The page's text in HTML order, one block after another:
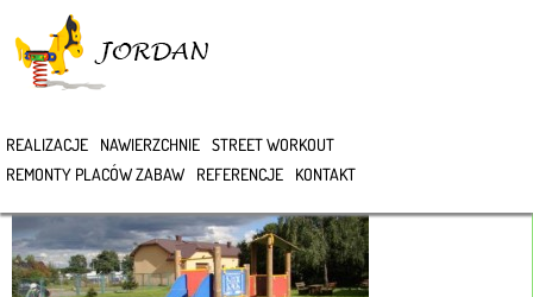
REALIZACJE NAWIERZCHNIE STREET WORKOUT
REMONTY PLACÓW ZABAW
REFERENCJE KONTAKT